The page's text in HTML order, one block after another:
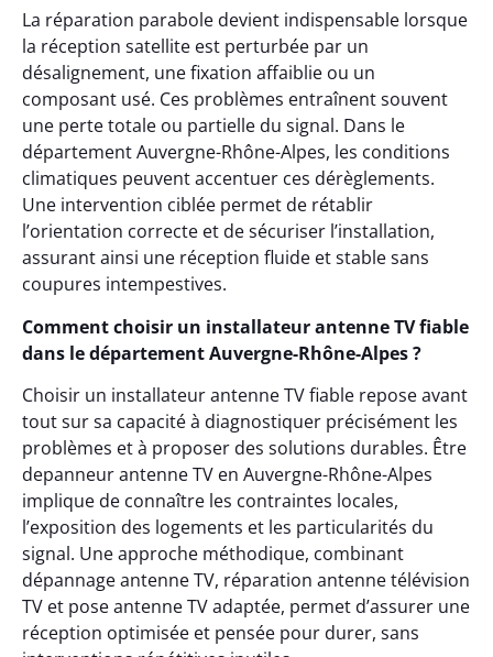
La réparation parabole devient indispensable lorsque
la réception satellite est perturbée par un
désalignement, une fixation affaiblie ou un
composant usé. Ces problèmes entraînent souvent
une perte totale ou partielle du signal. Dans le
département Auvergne-Rhône-Alpes, les conditions
climatiques peuvent accentuer ces dérèglements.
Une intervention ciblée permet de rétablir
l’orientation correcte et de sécuriser l’installation,
assurant ainsi une réception fluide et stable sans
coupures intempestives.
Comment choisir un installateur antenne TV fiable
dans le département Auvergne-Rhône-Alpes ?
Choisir un installateur antenne TV fiable repose avant
tout sur sa capacité à diagnostiquer précisément les
problèmes et à proposer des solutions durables. Être
depanneur antenne TV en Auvergne-Rhône-Alpes
implique de connaître les contraintes locales,
l’exposition des logements et les particularités du
signal. Une approche méthodique, combinant
dépannage antenne TV, réparation antenne télévision
TV et pose antenne TV adaptée, permet d’assurer une
réception optimisée et pensée pour durer, sans